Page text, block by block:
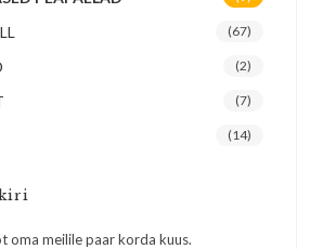
(67)
(2)
(7)
(14)
oma meilile paar korda kuus.